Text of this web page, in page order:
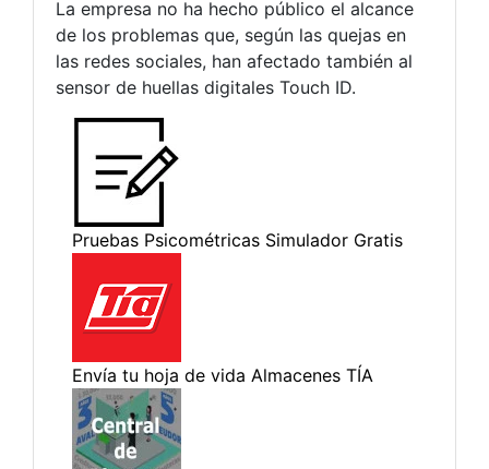
La empresa no ha hecho público el alcance
de los problemas que, según las quejas en
las redes sociales, han afectado también al
sensor de huellas digitales Touch ID.